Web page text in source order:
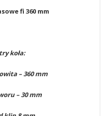
fi 360 mm
koła:
– 360 mm
– 30 mm